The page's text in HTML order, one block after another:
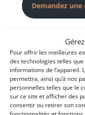
Pour offrir les meilleures
des technologies telles
informations de l’appareil.
permettra, ainsi qu’à nos
personnelles telles que le
sur ce site et afficher des
consentir ou retirer son
Demandez
Partager cette
Voir les 269 annonces